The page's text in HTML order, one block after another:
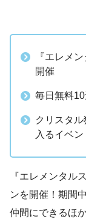
『エレメ
開催
毎日無料
クリスタ
入るイベ
『エレメンタル
ンを開催！期間
仲間にできるほ